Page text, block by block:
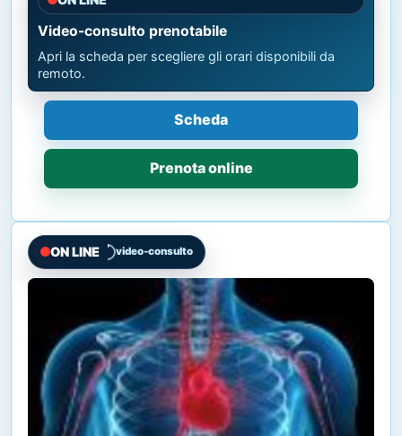
Video-consulto prenotabile
Apri la scheda per scegliere gli orari disponibili da
remoto.
Scheda
Prenota online
ON LINE video-consulto